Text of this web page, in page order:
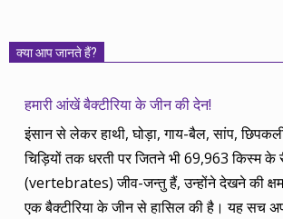
क्या आप जानते हैं?
हमारी आंखें बैक्टीरिया के जीन की देन!
इंसान से लेकर हाथी, घोड़ा, गाय-बैल, सांप,
चिड़ियों तक धरती पर जितने भी 69,963 किस्म के
(vertebrates) जीव-जन्तु हैं, उन्होंने देखने की
एक बैक्टीरिया के जीन से हासिल की है। यह सच